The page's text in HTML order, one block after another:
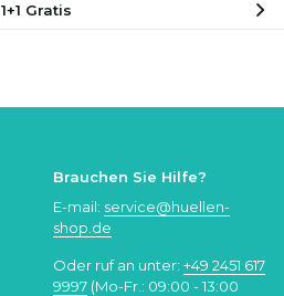
1+1 Gratis
Brauchen Sie Hilfe?
E-mail: service@huellen-
shop.de
Oder ruf an unter: +49 2451 617
9997 (Mo-Fr.: 09:00 - 13:00